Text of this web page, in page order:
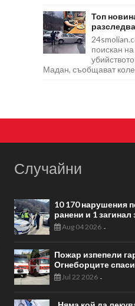
Топ
поискан
Мадан, съобщават
Случайни
10 170 нарушения
ранени и 1 загинал
Aug 04 2026-
Пожар изпепели
Огнеборците
Jul 22 2026-